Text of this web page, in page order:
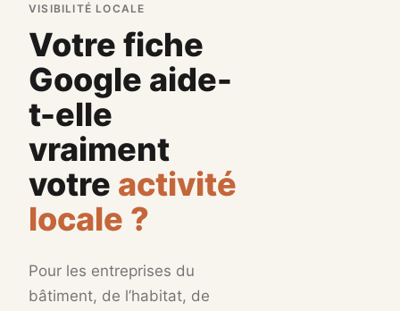
VISIBILITÉ LOCALE
Votre fiche
Google aide-
t-elle
vraiment
votre activité
locale ?
Pour les entreprises du
bâtiment, de l’habitat, de